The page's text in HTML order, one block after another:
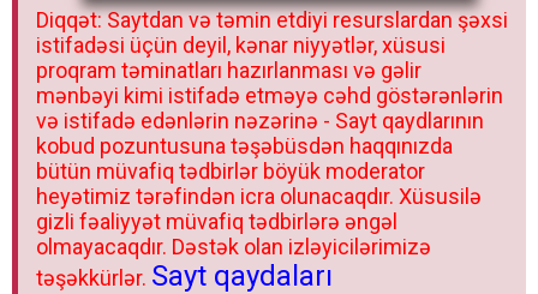
Diqqət: Saytdan və təmin etdiyi resurslardan şəxsi
istifadəsi üçün deyil, kənar niyyətlər, xüsusi
proqram təminatları hazırlanması və gəlir
mənbəyi kimi istifadə etməyə cəhd göstərənlərin
və istifadə edənlərin nəzərinə - Sayt qaydlarının
kobud pozuntusuna təşəbüsdən haqqınızda
bütün müvafiq tədbirlər böyük moderator
heyətimiz tərəfindən icra olunacaqdır. Xüsusilə
gizli fəaliyyət müvafiq tədbirlərə əngəl
olmayacaqdır. Dəstək olan izləyicilərimizə
təşəkkürlər. Sayt qaydaları